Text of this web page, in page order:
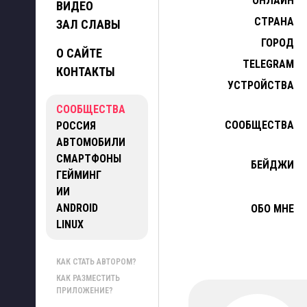
ВИДЕО
ЗАЛ СЛАВЫ
О САЙТЕ
КОНТАКТЫ
СООБЩЕСТВА
РОССИЯ
АВТОМОБИЛИ
СМАРТФОНЫ
ГЕЙМИНГ
ИИ
ANDROID
LINUX
КАК СТАТЬ АВТОРОМ?
КАК РАЗМЕСТИТЬ
ПРИЛОЖЕНИЕ?
СТРАНА
ГОРОД
TELEGRAM
УСТРОЙСТВА
СООБЩЕСТВА
БЕЙДЖИ
ОБО МНЕ